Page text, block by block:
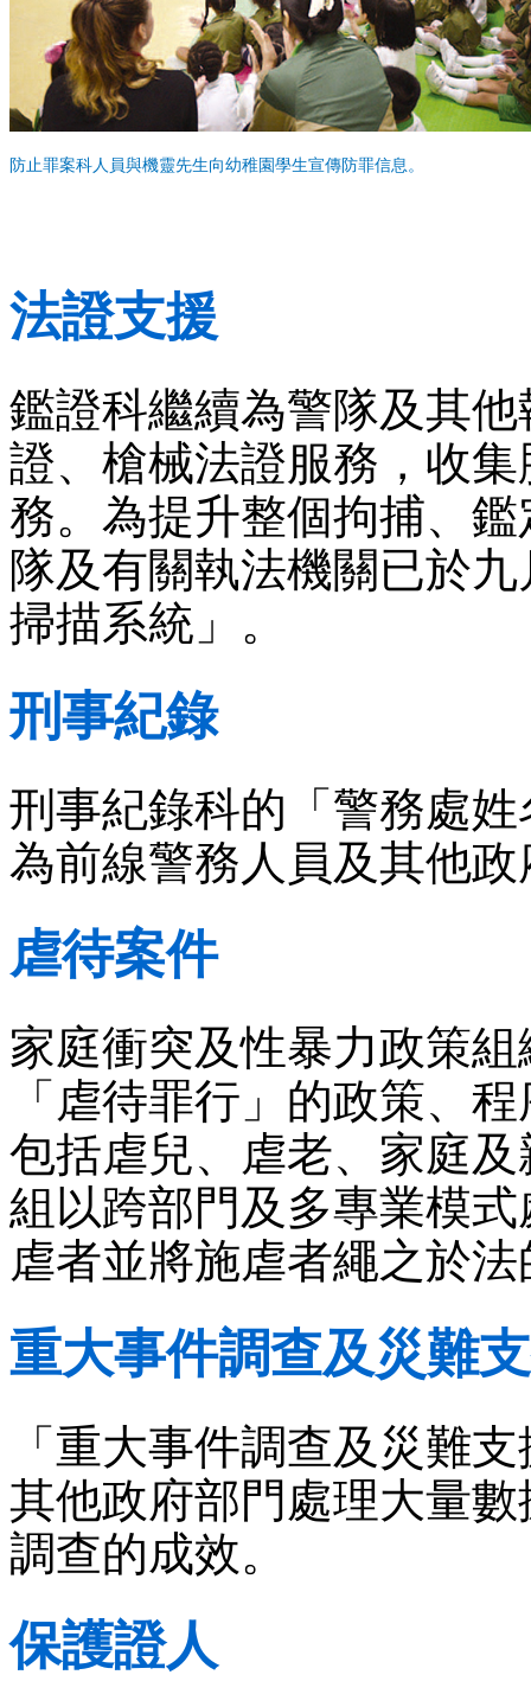
防止罪案科人員與機靈先生向幼稚園學生宣傳防罪信息。
法證支援
鑑證科繼續為警隊及其
證、槍械法證服務，收
務。為提升整個拘捕、
隊及有關執法機關已於
掃描系統」。
刑事紀錄
刑事紀錄科的「警務處
為前線警務人員及其他
虐待案件
家庭衝突及性暴力政策
「虐待罪行」的政策、
包括虐兒、虐老、家庭
組以跨部門及多專業模
虐者並將施虐者繩之於
重大事件調查及災難
「重大事件調查及災難
其他政府部門處理大量
調查的成效。
保護證人